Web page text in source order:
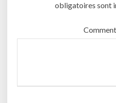
obligatoires sont